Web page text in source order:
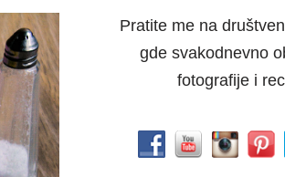
Pratite me na
gde svakodnevno
fotografije i